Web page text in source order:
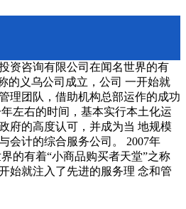
资咨询有限公司在闻名世界的有
的义乌公司成立，公司 一开始就
理团队，借助机构总部运作的成功
左右的时间，基本实行本土化运
府的高度认可，并成为当 地规模
会计的综合服务公司。 2007年
的有着“小商品购买者天堂”之称
始就注入了先进的服务理 念和管